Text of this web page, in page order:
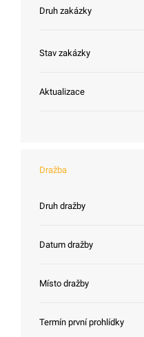
Druh zakázky
Stav zakázky
Aktualizace
Dražba
Druh dražby
Datum dražby
Místo dražby
Termín první prohlídky